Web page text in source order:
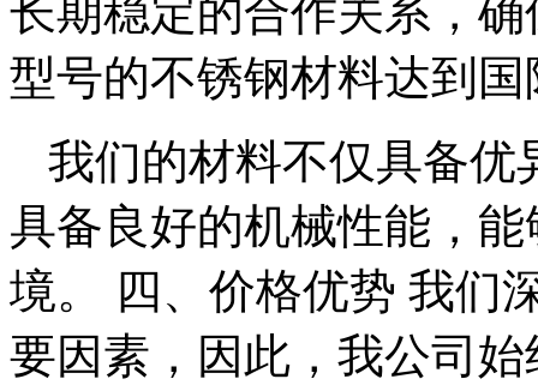
长期稳定的合作关系，
型号的不锈钢材料达到国
我们的材料不仅具备优
具备良好的机械性能，
境。 四、价格优势 我们
要因素，因此，我公司